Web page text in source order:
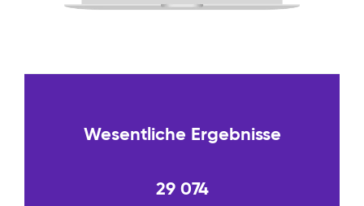
Wesentliche Ergebnisse
29 074